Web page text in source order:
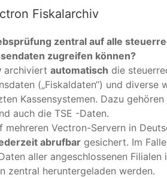
Fiskalarchiv
zentral auf alle
zugreifen können?
archiviert automatisch die
(„Fiskaldaten“) und diverse
Kassensystemen. Dazu gehören
auch die TSE -Daten.
Vectron-Servern in
abrufbar gesichert. Im
aller angeschlossenen Filialen
zentral heruntergeladen werden.